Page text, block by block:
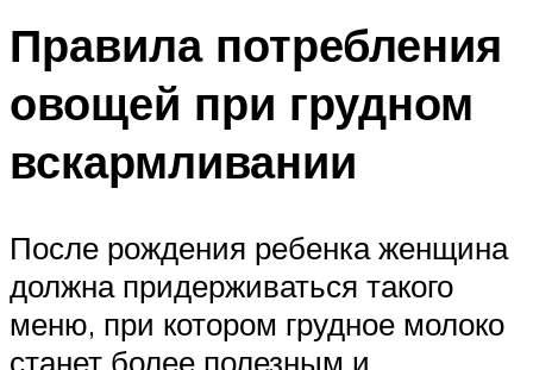
Правила потребления
овощей при грудном
вскармливании
После рождения ребенка женщина
должна придерживаться такого
меню, при котором грудное молоко
станет более полезным и